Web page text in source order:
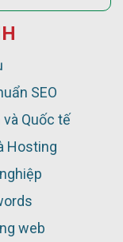
SEO
Quốc tế
Hosting
web